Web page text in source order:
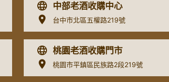
中部老酒收購中心
台中市北區五權路219號
桃園老酒收購門市
桃園市平鎮區民族路2段219號